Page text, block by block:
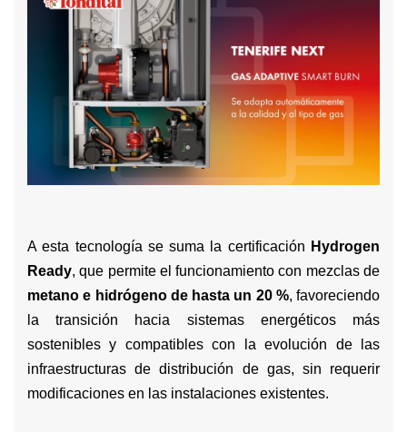
A esta tecnología se suma la certificación Hydrogen
Ready, que permite el funcionamiento con mezclas de
metano e hidrógeno de hasta un 20 %, favoreciendo
la transición hacia sistemas energéticos más
sostenibles y compatibles con la evolución de las
infraestructuras de distribución de gas, sin requerir
modificaciones en las instalaciones existentes.